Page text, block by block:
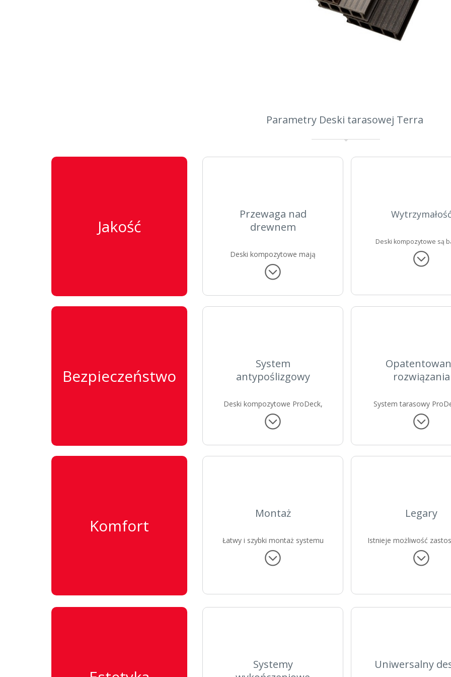
Parametry Deski tarasowej Terra
Jakość
Przewaga nad
drewnem
Deski kompozytowe mają
przewagę nad drewnem na
balkonie, ponieważ nie wymagają
Deski kompozytowe są
wytrzymałe i odporne
warunki pogodowe jak:
Bezpieczeństwo
System
antypoślizgowy
Deski kompozytowe ProDeck,
dzięki zastosowanym
technologiom i konstrukcji, są w
rozwiązania
System tarasowy
funkcjonalność i
Komfort
Montaż
Łatwy i szybki montaż systemu
tarasowego ProDeck.
Legary
Istnieje możliwość
legarów o różnej
niezależnie od
Systemy
Uniwersalny